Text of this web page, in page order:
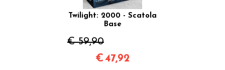
Twilight: 2000 - Scatola
Base
€ 59,90
€47,92